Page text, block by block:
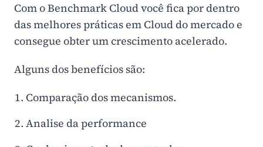
Com o Benchmark Cloud você fica por dentro
das melhores práticas em Cloud do mercado e
consegue obter um crescimento acelerado.
Alguns dos benefícios são:
Comparação dos mecanismos.
Analise da performance